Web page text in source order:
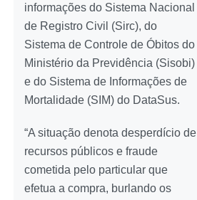
informações do Sistema Nacional
de Registro Civil (Sirc), do
Sistema de Controle de Óbitos do
Ministério da Previdência (Sisobi)
e do Sistema de Informações de
Mortalidade (SIM) do DataSus.
“A situação denota desperdício de
recursos públicos e fraude
cometida pelo particular que
efetua a compra, burlando os